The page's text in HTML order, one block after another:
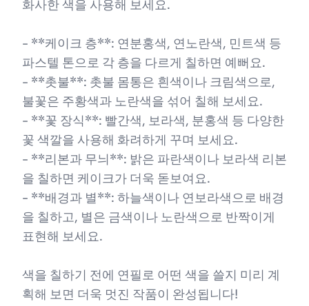
화사한 색을 사용해 보세요.
- **케이크 층**: 연분홍색, 연노란색, 민트색 등
파스텔 톤으로 각 층을 다르게 칠하면 예뻐요.
- **촛불**: 촛불 몸통은 흰색이나 크림색으로,
불꽃은 주황색과 노란색을 섞어 칠해 보세요.
- **꽃 장식**: 빨간색, 보라색, 분홍색 등 다양한
꽃 색깔을 사용해 화려하게 꾸며 보세요.
- **리본과 무늬**: 밝은 파란색이나 보라색 리본
을 칠하면 케이크가 더욱 돋보여요.
- **배경과 별**: 하늘색이나 연보라색으로 배경
을 칠하고, 별은 금색이나 노란색으로 반짝이게
표현해 보세요.
색을 칠하기 전에 연필로 어떤 색을 쓸지 미리 계
획해 보면 더욱 멋진 작품이 완성됩니다!